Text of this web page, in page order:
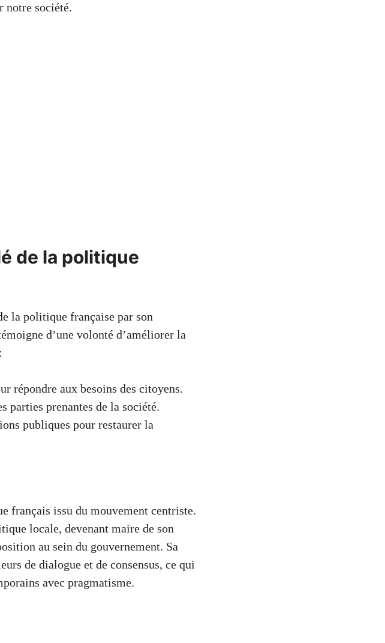
notre société.
de la politique
la politique française par son
d’une volonté d’améliorer la
répondre aux besoins des citoyens.
parties prenantes de la société.
publiques pour restaurer la
français issu du mouvement centriste.
locale, devenant maire de son
au sein du gouvernement. Sa
de dialogue et de consensus, ce qui
avec pragmatisme.